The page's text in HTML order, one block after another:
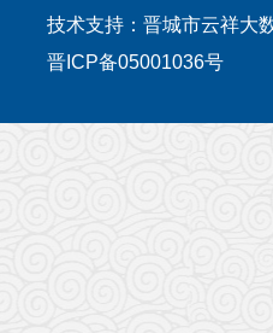
技术支持：晋城市云祥大
晋ICP备05001036号